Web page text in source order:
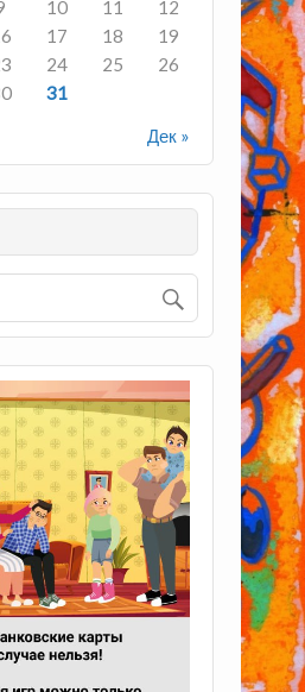
Дек »
10 11
12
17 18
19
24 25
26
31